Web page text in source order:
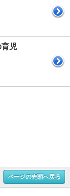
児
ページの先頭へ戻る